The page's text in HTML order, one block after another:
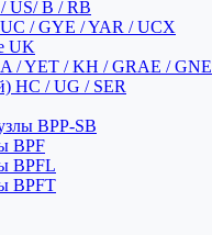
US/ B / RB
/ GYE / YAR / UCX
UK
/ YET / KH / GRAE / GNE
HC / UG / SER
BPP-SB
BPF
BPFL
BPFT